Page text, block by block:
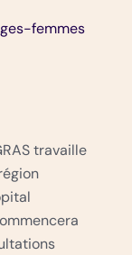
femmes
travaille